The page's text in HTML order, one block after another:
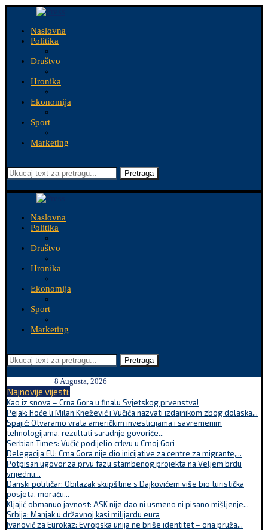
Naslovna
Politika
Društvo
Hronika
Ekonomija
Sport
Marketing
Pretraga
Naslovna
Politika
Društvo
Hronika
Ekonomija
Sport
Marketing
Pretraga
8 Augusta, 2026
Najnovije vijesti:
Kao iz snova – Crna Gora u finalu Svjetskog prvenstva!
Pejak: Hoće li Milan Knežević i Vučića nazvati izdajnikom zbog dolaska...
Spajić: Otvaramo vrata američkim investicijama i savremenim
tehnologijama, rezultati saradnje govoriće...
Serbian Times: Vučić podijelio crkvu u Crnoj Gori
Delegacija EU: Crna Gora nije dio inicijative za centre za migrante,...
Potpisan ugovor za prvu fazu stambenog projekta na Veljem brdu
vrijednu...
Danski političar: Obilazak skupštine s Dajkovićem više bio turistička
posjeta, moraću...
Kljajić obmanuo javnost: ASK nije dao ni usmeno ni pisano mišljenje...
Srbija: Manjak u državnoj kasi milijardu eura
Ivanović za Eurokaz: Evropska unija ne briše identitet – ona pruža...